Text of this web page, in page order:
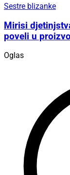
Sestre blizanke
Mirisi
poveli u
Oglas